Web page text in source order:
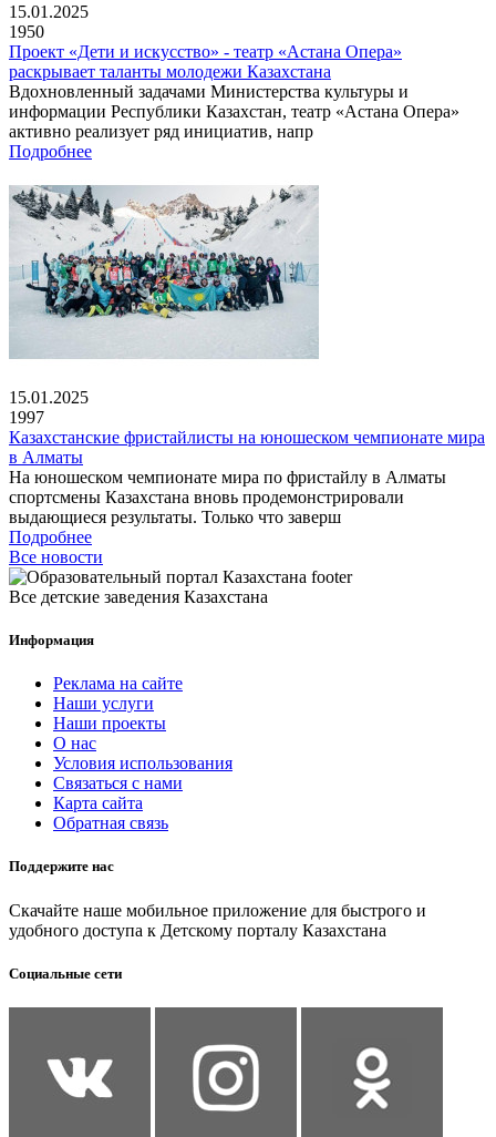
15.01.2025
1950
Проект «Дети и искусство» - театр «Астана Опера»
раскрывает таланты молодежи Казахстана
Вдохновленный задачами Министерства культуры и
информации Республики Казахстан, театр «Астана Опера»
активно реализует ряд инициатив, напр
Подробнее
15.01.2025
1997
Казахстанские фристайлисты на юношеском чемпионате мира
в Алматы
На юношеском чемпионате мира по фристайлу в Алматы
спортсмены Казахстана вновь продемонстрировали
выдающиеся результаты. Только что заверш
Подробнее
Все новости
Все детские заведения Казахстана
Информация
Реклама на сайте
Наши услуги
Наши проекты
О нас
Условия использования
Связаться с нами
Карта сайта
Обратная связь
Поддержите нас
Скачайте наше мобильное приложение для быстрого и
удобного доступа к Детскому порталу Казахстана
Социальные сети